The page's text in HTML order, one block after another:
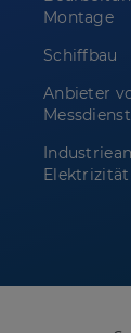
Montage
Schiffbau
Anbieter
Elektrizität